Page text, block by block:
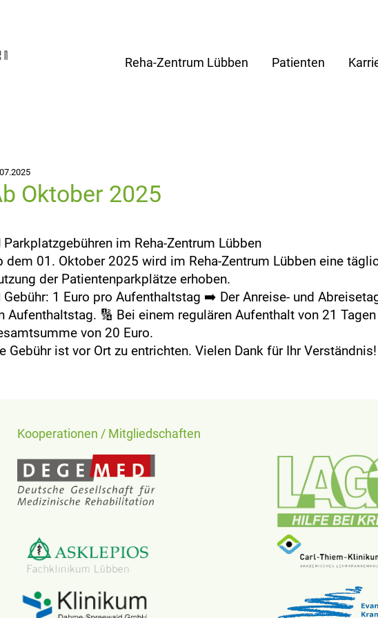
Reha-Zentrum Lübben Patienten
Oktober 2025
im Reha-Zentrum Lübben
dem 01. Oktober 2025 wird im Reha-Zentrum Lübben eine
der Patientenparkplätze erhoben.
Gebühr: 1 Euro pro Aufenthaltstag ➡️ Der Anreise- und
Aufenthaltstag. 🔢 Bei einem regulären Aufenthalt von 21
von 20 Euro.
Gebühr ist vor Ort zu entrichten. Vielen Dank für Ihr Verständnis!
Kooperationen / Mitgliedschaften